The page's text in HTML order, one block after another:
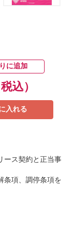
に追加
税込）
入れる
ース契約と正当事
条項、調停条項を